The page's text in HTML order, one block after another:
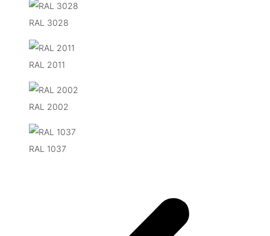
RAL 3028
RAL 2011
RAL 2002
RAL 1037